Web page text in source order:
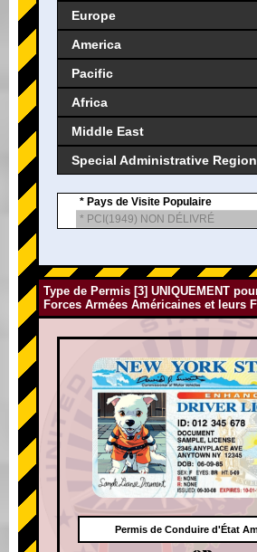
Europe
America
Pacific
Africa
Middle East
Special Administrative Region
* Pays de Visite Populaire
* PCI(1949) NON DÉLIVRÉ
Type de Permis [3] UNIQUEMENT
Forces Armées Américaines et leurs
Permis de Conduire d'État